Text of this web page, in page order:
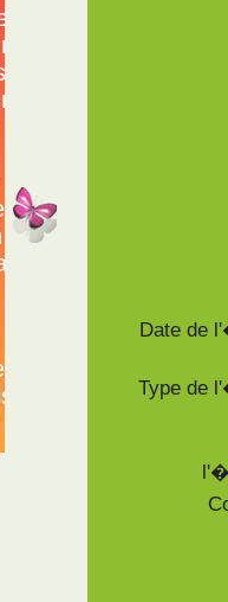
Date de
Type de